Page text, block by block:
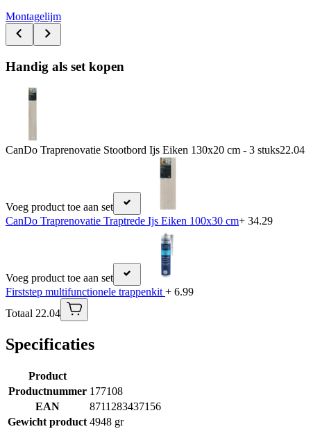
Montagelijm
Handig als set kopen
CanDo Traprenovatie Stootbord Ijs Eiken 130x20 cm - 3 stuks22.04
Voeg product toe aan set
CanDo Traprenovatie Traptrede Ijs Eiken 100x30 cm+ 34.29
Voeg product toe aan set
Firststep multifunctionele trappenkit + 6.99
Totaal 22.04
Specificaties
Product
Productnummer 177108
EAN
8711283437156
Gewicht product 4948 gr